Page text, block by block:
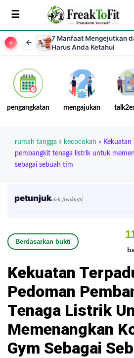
7 Manfaat Mengejutkan
Harus Anda Ketahui
pengangkatan mengajukan
rumah tangga » kecocokan »
pembangkit tenaga listrik untuk
sebagai sebuah tim
petunjukoleh freaktofit
Berdasarkan bukti
Kekuatan
Pedoman
Tenaga Listrik
Memenangkan
Gym Sebagai